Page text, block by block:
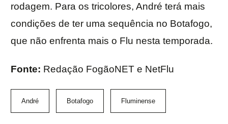
rodagem. Para os tricolores, André terá mais
condições de ter uma sequência no Botafogo,
que não enfrenta mais o Flu nesta temporada.
Fonte: Redação FogãoNET e NetFlu
André Botafogo Fluminense